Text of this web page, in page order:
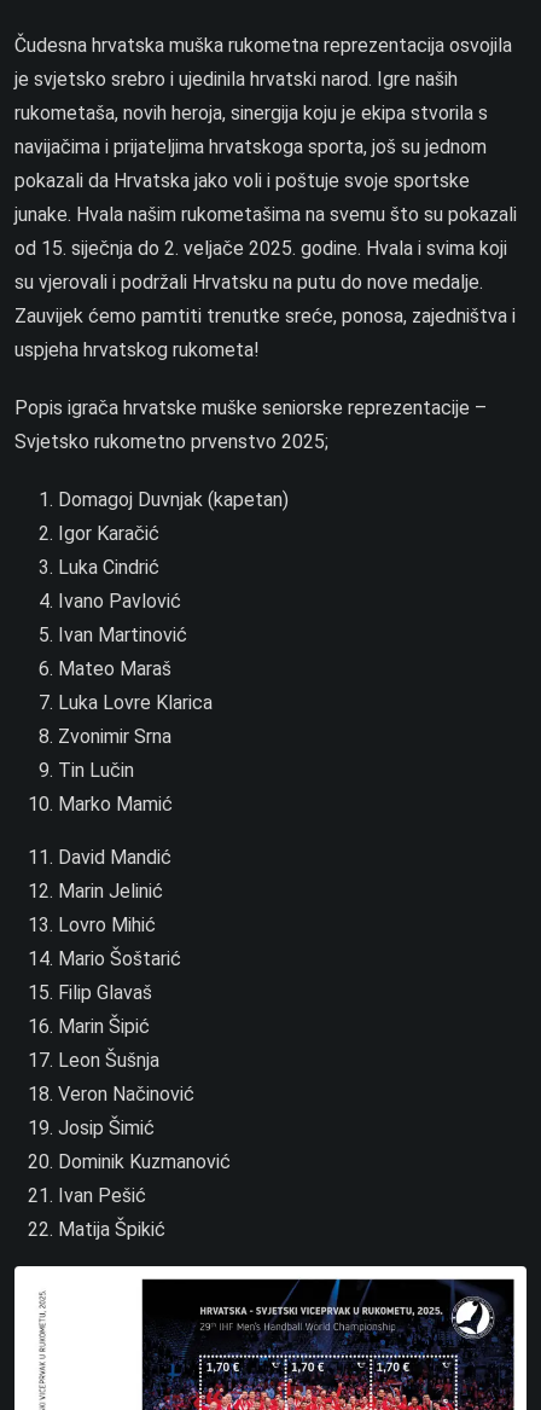
Čudesna hrvatska muška rukometna reprezentacija osvojila
je svjetsko srebro i ujedinila hrvatski narod. Igre naših
rukometaša, novih heroja, sinergija koju je ekipa stvorila s
navijačima i prijateljima hrvatskoga sporta, još su jednom
pokazali da Hrvatska jako voli i poštuje svoje sportske
junake. Hvala našim rukometašima na svemu što su pokazali
od 15. siječnja do 2. veljače 2025. godine. Hvala i svima koji
su vjerovali i podržali Hrvatsku na putu do nove medalje.
Zauvijek ćemo pamtiti trenutke sreće, ponosa, zajedništva i
uspjeha hrvatskog rukometa!
Popis igrača hrvatske muške seniorske reprezentacije –
Svjetsko rukometno prvenstvo 2025;
Domagoj Duvnjak (kapetan)
Igor Karačić
Luka Cindrić
Ivano Pavlović
Ivan Martinović
Mateo Maraš
Luka Lovre Klarica
Zvonimir Srna
Tin Lučin
Marko Mamić
David Mandić
Marin Jelinić
Lovro Mihić
Mario Šoštarić
Filip Glavaš
Marin Šipić
Leon Šušnja
Veron Načinović
Josip Šimić
Dominik Kuzmanović
Ivan Pešić
Matija Špikić